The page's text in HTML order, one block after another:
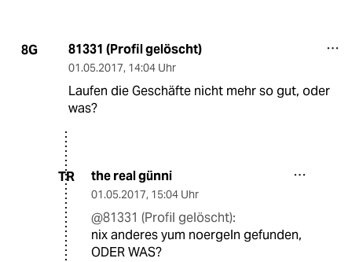
8G 81331 (Profil gelöscht)
01.05.2017, 14:04 Uhr
Laufen die Geschäfte nicht mehr so gut, oder
was?
TR the real günni
01.05.2017, 15:04 Uhr
@81331 (Profil gelöscht):
nix anderes yum noergeln gefunden,
ODER WAS?